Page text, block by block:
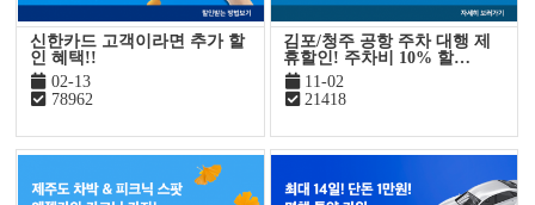
신한카드 고객이라면 추가 할
인 혜택!!
02-13
78962
김포/청주 공항 주차 대행 제
휴할인! 주차비 10% 할…
11-02
21418